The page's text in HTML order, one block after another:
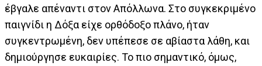
έβγαλε απέναντι στον Απόλλωνα. Στο συγκεκριμένο
παιγνίδι η Δόξα είχε ορθόδοξο πλάνο, ήταν
συγκεντρωμένη, δεν υπέπεσε σε αβίαστα λάθη, και
δημιούργησε ευκαιρίες. Το πιο σημαντικό, όμως,